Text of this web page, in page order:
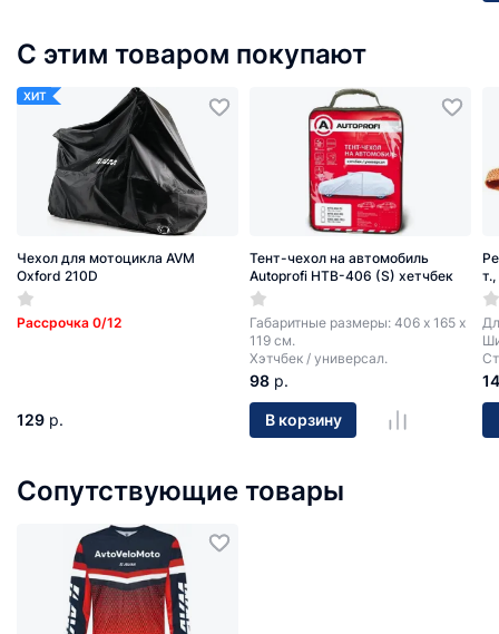
С этим товаром покупают
ХИТ
Чехол для мотоцикла AVM
Oxford 210D
Рассрочка 0/12
129 р.
Тент-чехол на автомобиль
Autoprofi HTB-406 (S) хетчбек
Габаритные размеры: 406 х 165 х
119 см.
Хэтчбек / универсал.
98 р.
В корзину
14
Сопутствующие товары